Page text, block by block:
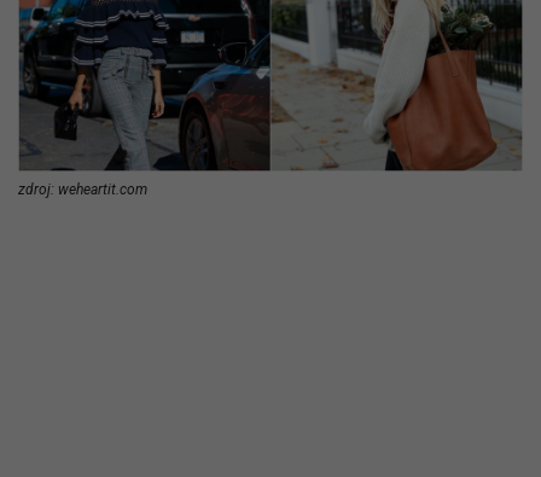
zdroj: weheartit.com